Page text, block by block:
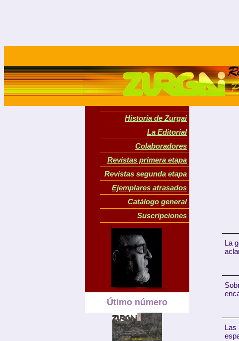
Historia de Zurgai
La Editorial
Colaboradores
Revistas primera etapa
Revistas segunda etapa
Ejemplares atrasados
Catálogo general
Suscripciones
Útimo número
La
Las